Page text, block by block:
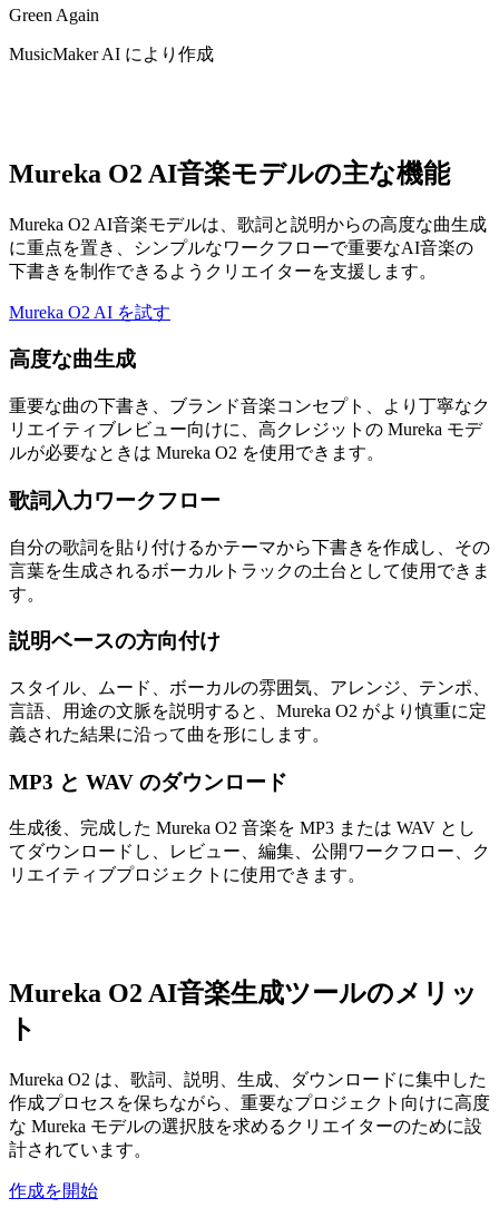
Green Again
MusicMaker AI により作成
Mureka O2 AI音楽モデルの主な機能
Mureka O2 AI音楽モデルは、歌詞と説明からの高度な曲生成
に重点を置き、シンプルなワークフローで重要なAI音楽の
下書きを制作できるようクリエイターを支援します。
Mureka O2 AI を試す
高度な曲生成
重要な曲の下書き、ブランド音楽コンセプト、より丁寧なク
リエイティブレビュー向けに、高クレジットの Mureka モデ
ルが必要なときは Mureka O2 を使用できます。
歌詞入力ワークフロー
自分の歌詞を貼り付けるかテーマから下書きを作成し、その
言葉を生成されるボーカルトラックの土台として使用できま
す。
説明ベースの方向付け
スタイル、ムード、ボーカルの雰囲気、アレンジ、テンポ、
言語、用途の文脈を説明すると、Mureka O2 がより慎重に定
義された結果に沿って曲を形にします。
MP3 と WAV のダウンロード
生成後、完成した Mureka O2 音楽を MP3 または WAV とし
てダウンロードし、レビュー、編集、公開ワークフロー、ク
リエイティブプロジェクトに使用できます。
Mureka O2 AI音楽生成ツールのメリッ
ト
Mureka O2 は、歌詞、説明、生成、ダウンロードに集中した
作成プロセスを保ちながら、重要なプロジェクト向けに高度
な Mureka モデルの選択肢を求めるクリエイターのために設
計されています。
作成を開始